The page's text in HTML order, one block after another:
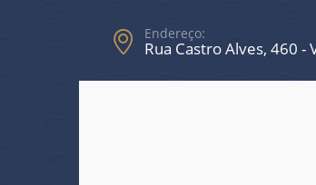
Endereço:
Rua Castro Alves, 460